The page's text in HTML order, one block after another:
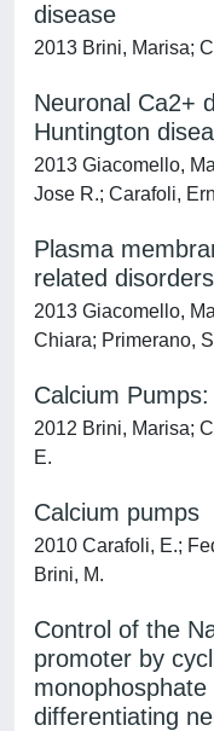
disease
2013 Brini, Marisa;
Neuronal Ca2+
Huntington
2013 Giacomello,
Jose R.; Carafoli,
Plasma
related disorders
2013 Giacomello,
Chiara; Primerano,
Calcium
2012 Brini, Marisa;
E.
Calcium pumps
2010 Carafoli, E.;
Brini, M.
Control of the
promoter by
differentiating